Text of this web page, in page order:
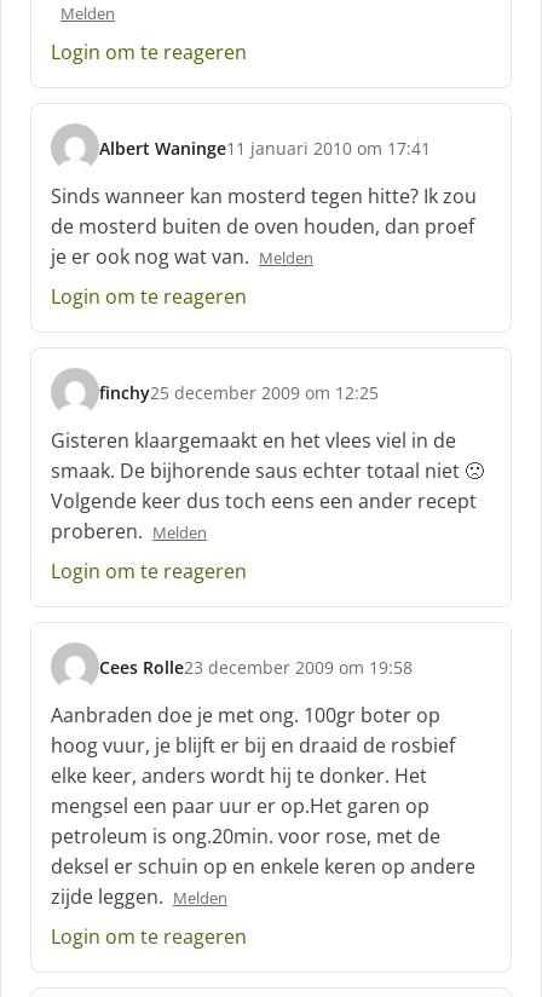
Melden
Login om te reageren
Albert Waninge
s
c
h
r
e
e
:
11 januari 2010 om 17:41
Sinds wanneer kan mosterd tegen hitte? Ik zou
de mosterd buiten de oven houden, dan proef
je er ook nog wat van. Melden
Login om te reageren
finchy
s
c
h
r
e
e
:
25 december 2009 om 12:25
Gisteren klaargemaakt en het vlees viel in de
smaak. De bijhorende saus echter totaal niet 🙁
Volgende keer dus toch eens een ander recept
proberen. Melden
Login om te reageren
Cees Rolle
s
c
h
r
e
e
f
23 december 2009 om 19:58
Aanbraden doe je met ong. 100gr boter op
hoog vuur, je blijft er bij en draaid de rosbief
elke keer, anders wordt hij te donker. Het
mengsel een paar uur er op.Het garen op
petroleum is ong.20min. voor rose, met de
deksel er schuin op en enkele keren op andere
zijde leggen. Melden
Login om te reageren